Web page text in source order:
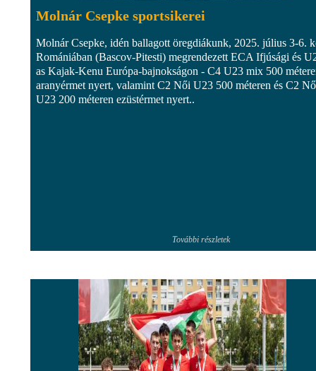
Molnár Csepke sportsikerei
Molnár Csepke, idén ballagott öregdiákunk, 2025. július 3-6.
Romániában (Bascov-Pitesti) megrendezett ECA Ifjúsági és
as Kajak-Kenu Európa-bajnokságon - C4 U23 mix 500
aranyérmet nyert, valamint C2 Női U23 500 méteren és C2
U23 200 méteren ezüstérmet nyert..
További részletek